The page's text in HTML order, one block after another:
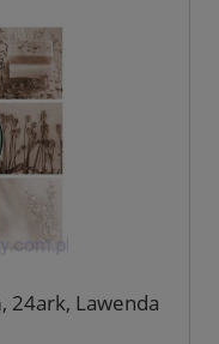
24ark, Lawenda